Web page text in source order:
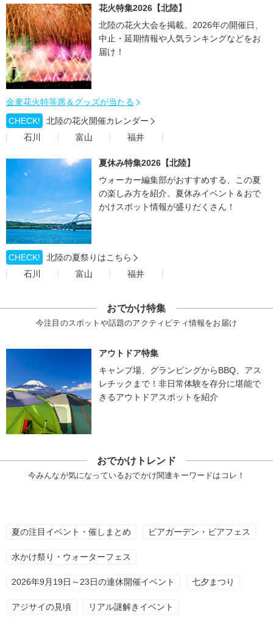
花火特集2026【北陸】
北陸の花火大会を掲載。2026年の開催日、
中止・延期情報や人気ランキングなどをお
届け！
金麦花火特等席＆グッズが当たる
CHECK!
北陸の花火開催カレンダー
石川
富山 福井
夏休み特集2026【北陸】
ウォーカー編集部がおすすめする、この夏
の楽しみ方を紹介。夏休みイベント＆おで
かけスポット情報が盛りだくさん！
CHECK!
北陸の夏祭りはこちら
石川
富山 福井
おでかけ特集
今注目のスポットや話題のアクティビティ情報をお届け
アウトドア特集
キャンプ場、グランピングからBBQ、アス
レチックまで！非日常体験を存分に堪能で
きるアウトドアスポットを紹介
おでかけトレンド
今みんなが気になっているおでかけ関連キーワードはコレ！
夏の注目イベント・催しまとめ ビアガーデン・ビアフェス
水かけ祭り・ウォーターフェス
2026年9月19日～23日の連休開催イベント 七夕まつり
アジサイの見頃 リアル謎解きイベント